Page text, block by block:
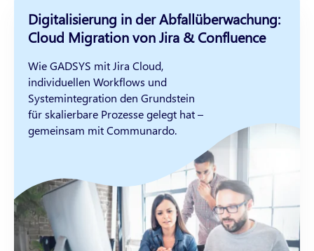
Digitalisierung in der Abfallüberwachung:
Cloud Migration von Jira & Confluence
Wie GADSYS mit Jira Cloud,
individuellen Workflows und
Systemintegration den Grundstein
für skalierbare Prozesse gelegt hat –
gemeinsam mit Communardo.